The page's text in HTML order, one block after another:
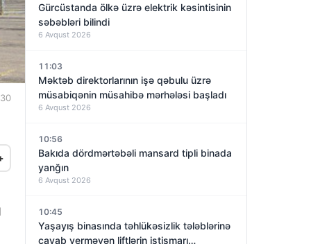
Gürcüstanda ölkə üzrə elektrik kəsintisinin
səbəbləri bilindi
6 Avqust 2026
11:03
Məktəb direktorlarının işə qəbulu üzrə
müsabiqənin müsahibə mərhələsi başladı
6 Avqust 2026
10:56
Bakıda dördmərtəbəli mansard tipli binada
yanğın
6 Avqust 2026
10:45
Yaşayış binasında təhlükəsizlik tələblərinə
cavab verməyən liftlərin istismarı